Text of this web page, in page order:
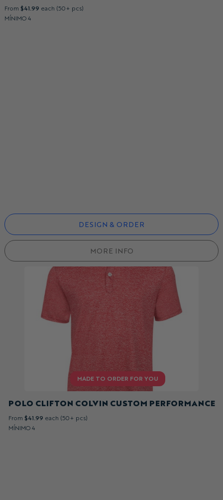
From $41.99 each (50+ pcs)
MÍNIMO 4
DESIGN & ORDER
MORE INFO
POLO CLIFTON COLVIN CUSTOM PERFORMANCE
From $41.99 each (50+ pcs)
MÍNIMO 4